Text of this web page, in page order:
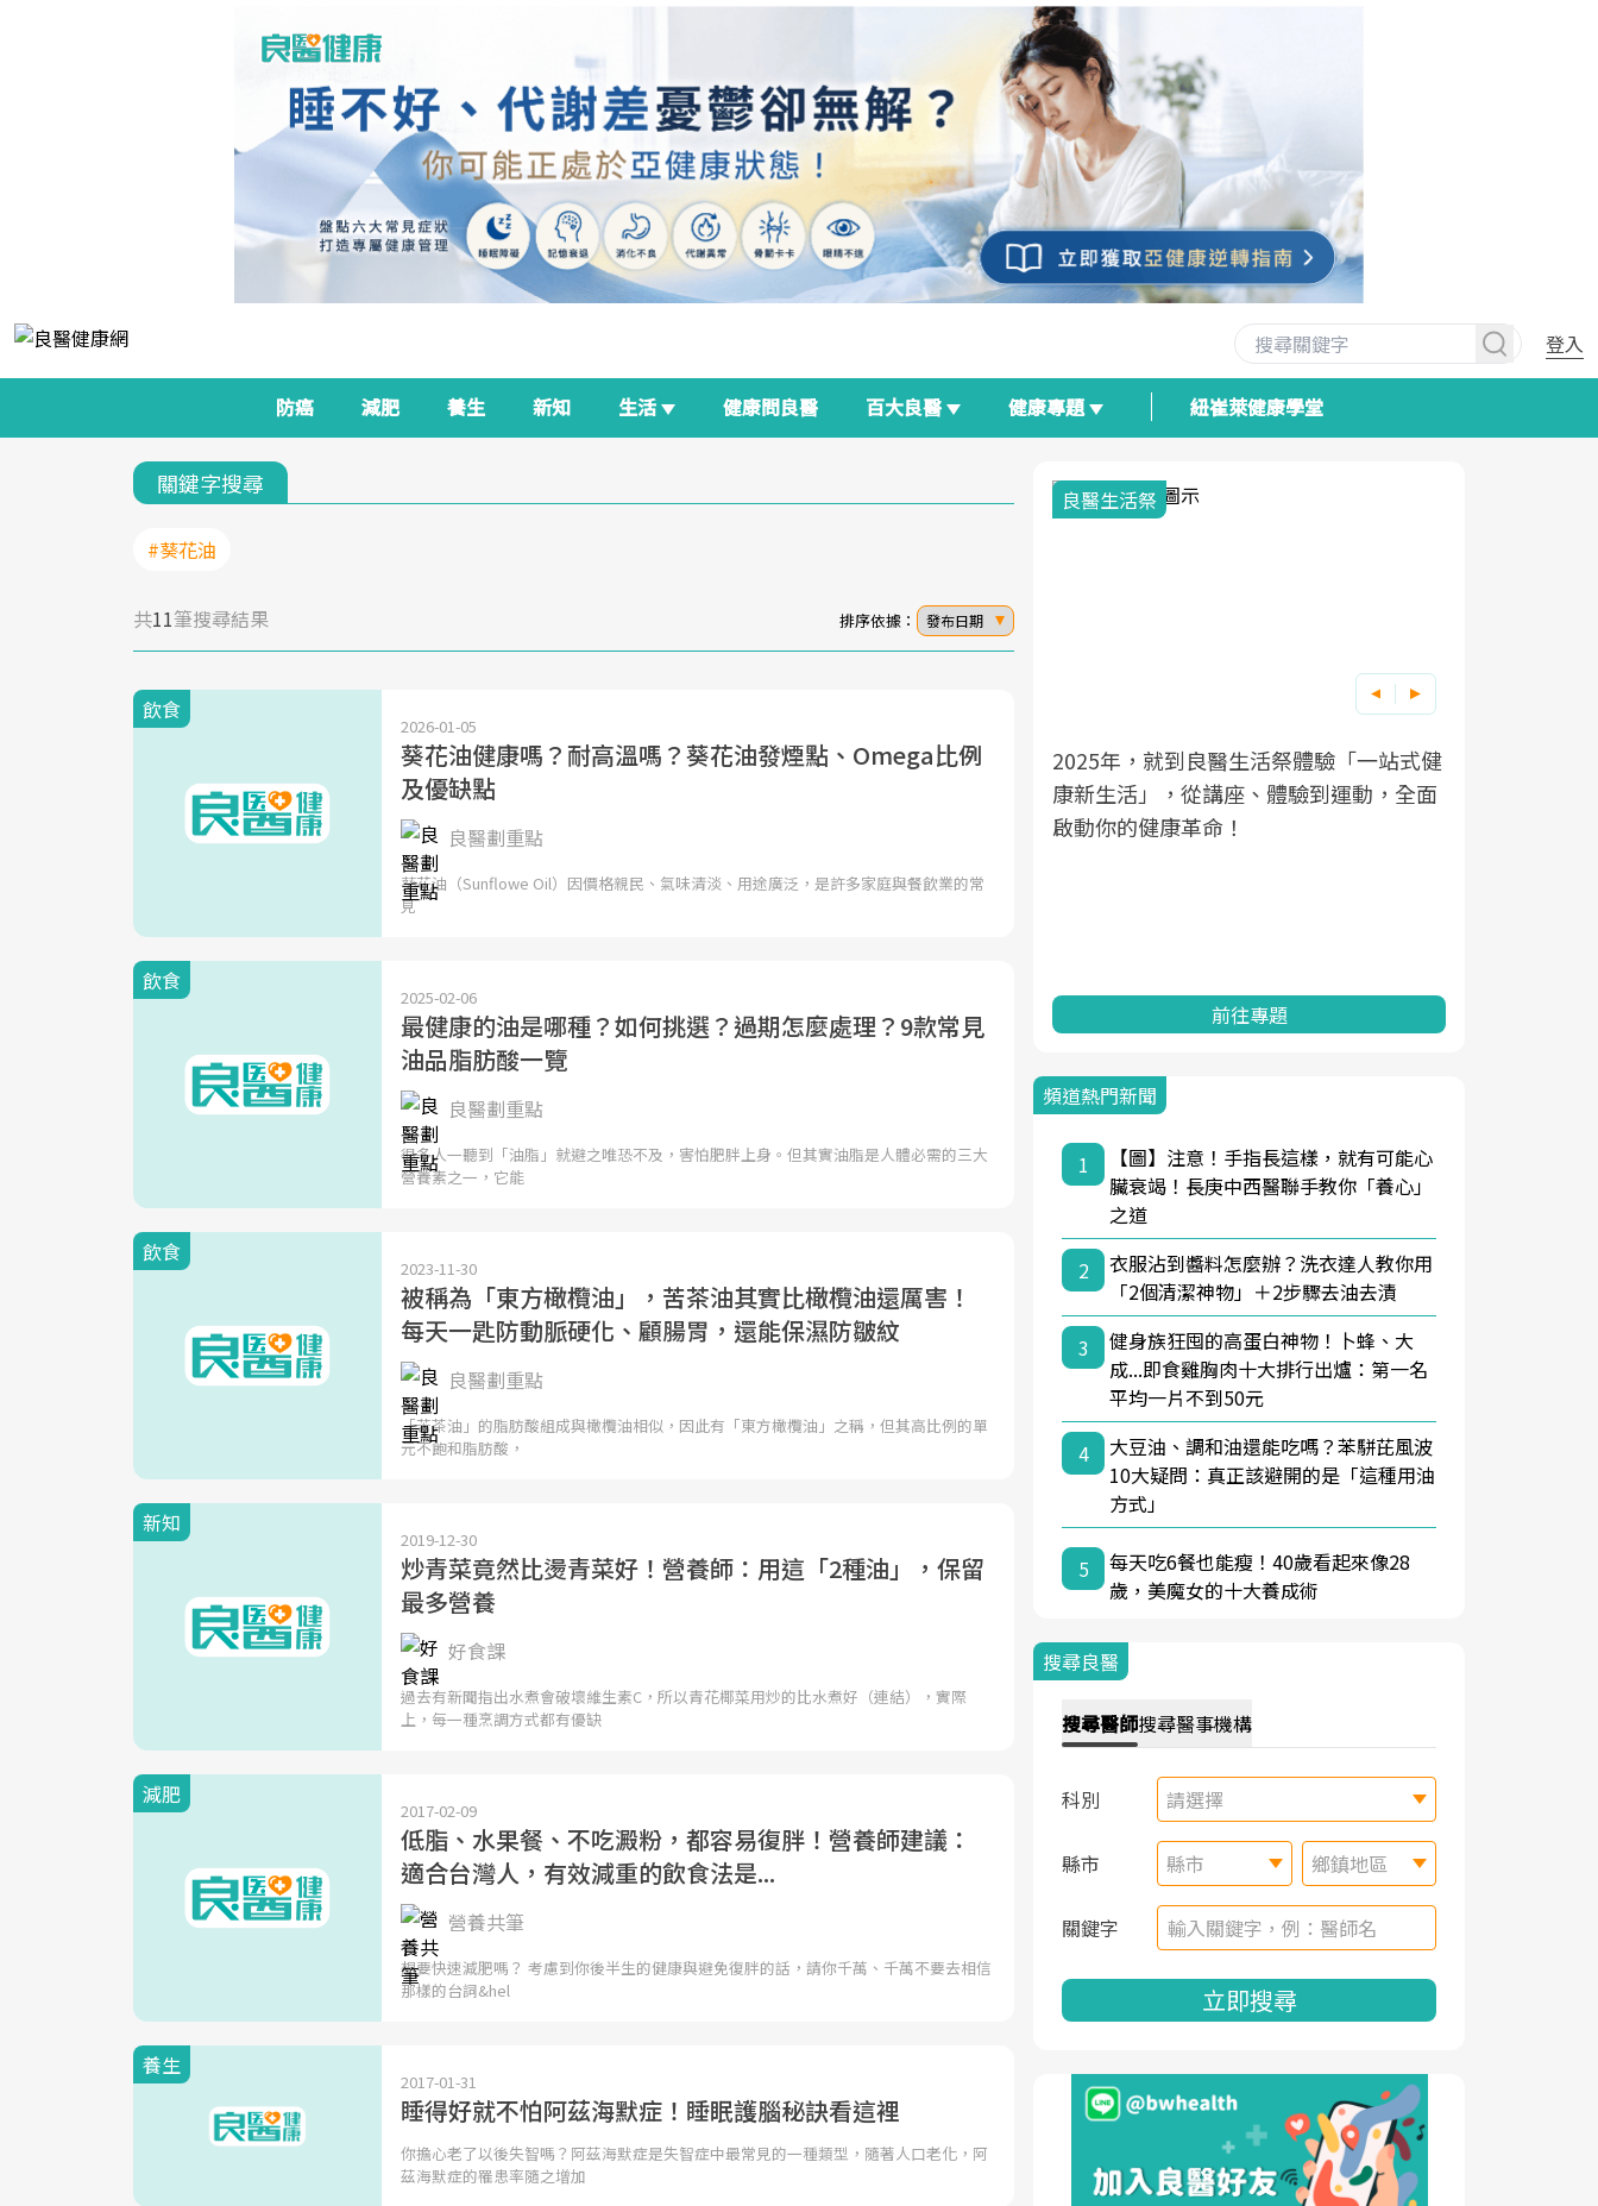
登入
防癌 減肥 養生 新知 生活 健康問良醫 百大良醫 健康專題 紐崔萊健康學堂
關鍵字搜尋
#葵花油
共11筆搜尋結果 排序依據： 發布日期
飲食
2026-01-05
葵花油健康嗎？耐高溫嗎？葵花油發煙點、Omega比例
及優缺點
良醫劃重點
葵花油（Sunflowe Oil）因價格親民、氣味清淡、用途廣泛，是許多家庭與餐飲業的常
見
飲食
2025-02-06
最健康的油是哪種？如何挑選？過期怎麼處理？9款常見
油品脂肪酸一覽
良醫劃重點
很多人一聽到「油脂」就避之唯恐不及，害怕肥胖上身。但其實油脂是人體必需的三大
營養素之一，它能
飲食
2023-11-30
被稱為「東方橄欖油」，苦茶油其實比橄欖油還厲害！
每天一匙防動脈硬化、顧腸胃，還能保濕防皺紋
良醫劃重點
「苦茶油」的脂肪酸組成與橄欖油相似，因此有「東方橄欖油」之稱，但其高比例的單
元不飽和脂肪酸，
新知
2019-12-30
炒青菜竟然比燙青菜好！營養師：用這「2種油」，保留
最多營養
好食課
過去有新聞指出水煮會破壞維生素C，所以青花椰菜用炒的比水煮好（連結），實際
上，每一種烹調方式都有優缺
減肥
2017-02-09
低脂、水果餐、不吃澱粉，都容易復胖！營養師建議：
適合台灣人，有效減重的飲食法是...
營養共筆
想要快速減肥嗎？ 考慮到你後半生的健康與避免復胖的話，請你千萬、千萬不要去相信
那樣的台詞&hel
養生
2017-01-31
睡得好就不怕阿茲海默症！睡眠護腦秘訣看這裡
你擔心老了以後失智嗎？阿茲海默症是失智症中最常見的一種類型，隨著人口老化，阿
茲海默症的罹患率隨之增加
面對超高齡社會的浪潮，台灣正在快速邁
心議題。然而，健檢不只是醫療院所的服
前往專題
良醫生活祭
2025年，就到良醫生活祭體驗「一站式健
前往專題
我與健康韌性的距離
良醫健康網從「換季的身體變化」出發，
透過醫學觀點與日常感受的對話，建立對
亞健康的認知，進而引導實際的改善行
前往專題
頻道熱門新聞
1
【圖】注意！手指長這樣，就有可能心
臟衰竭！長庚中西醫聯手教你「養心」
之道
2
衣服沾到醬料怎麼辦？洗衣達人教你用
「2個清潔神物」＋2步驟去油去漬
3
健身族狂囤的高蛋白神物！卜蜂、大
成...即食雞胸肉十大排行出爐：第一名
平均一片不到50元
4
大豆油、調和油還能吃嗎？苯駢芘風波
10大疑問：真正該避開的是「這種用油
方式」
5
每天吃6餐也能瘦！40歲看起來像28
歲，美魔女的十大養成術
搜尋良醫
搜尋醫師搜尋醫事機構
科別 請選擇
縣市 縣市 鄉鎮地區
關鍵字
立即搜尋